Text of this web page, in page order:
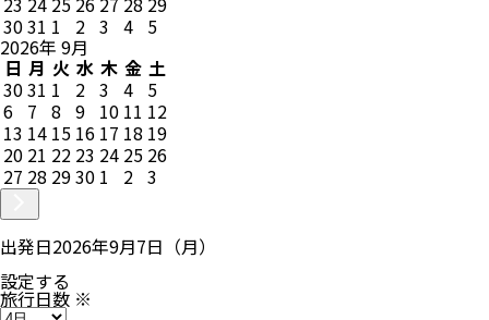
3031 1 2 3 4 5
2026年 9月
日 月 火 水 木 金 土
3031 1 2 3 4 5
6 7 8 9 10 11 12
13 14 15 16 17 18 19
20 21 22 23 24 25 26
27 28 2930 1 2 3
出発日2026年9月7日（月）
設定する
旅行日数 ※